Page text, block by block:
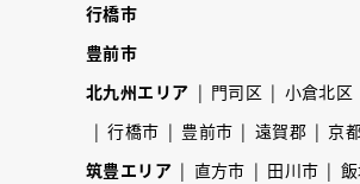
行橋市
豊前市
北九州エリア
門司区 小倉北区
行橋市
豊前市 遠賀郡 京
筑豊エリア
直方市 田川市